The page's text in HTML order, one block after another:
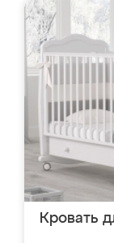
Кровать